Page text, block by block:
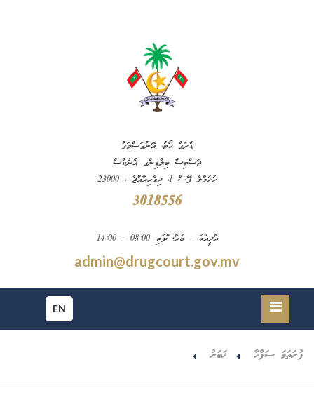
ޑްރަގް ކޯޓު، އޮނުގަސްމަގު
ޖަސްޓިސް ބިލްޑިންގ އެނެކްސް
ހުޅުމާލެ ފޭސް 1، ދިވެހިރާއްޖެ ، 23000
3018556
އާދީއްތަ - ބުރާސްފަތި 08:00 - 14:00
admin@drugcourt.gov.mv
EN
ފުރަތަމަ ސަފްހާ ޚަބަރު